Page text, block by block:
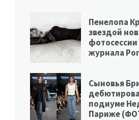
Пенелопа
звездой
журнала
Сыновья
подиуме
Париже